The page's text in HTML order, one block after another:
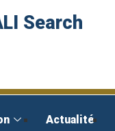
Search
Actualité